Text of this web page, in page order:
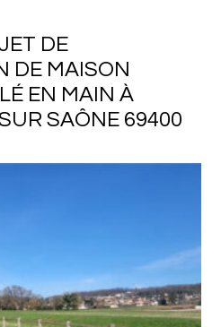
DE
DE MAISON
EN MAIN À
SAÔNE 69400